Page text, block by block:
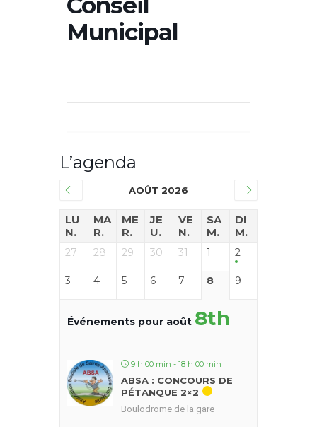
Municipal
L’agenda
AOÛT 2026
LU
N.
MA
R.
ME
R.
JE
U.
VE
N.
SA
M.
DI
M.
27 28 29 30 31 1 2
3 4 5 6 7 8 9
Événements pour août 8th
9 h 00 min - 18 h 00 min
ABSA : CONCOURS DE
PÉTANQUE 2×2
Boulodrome de la gare